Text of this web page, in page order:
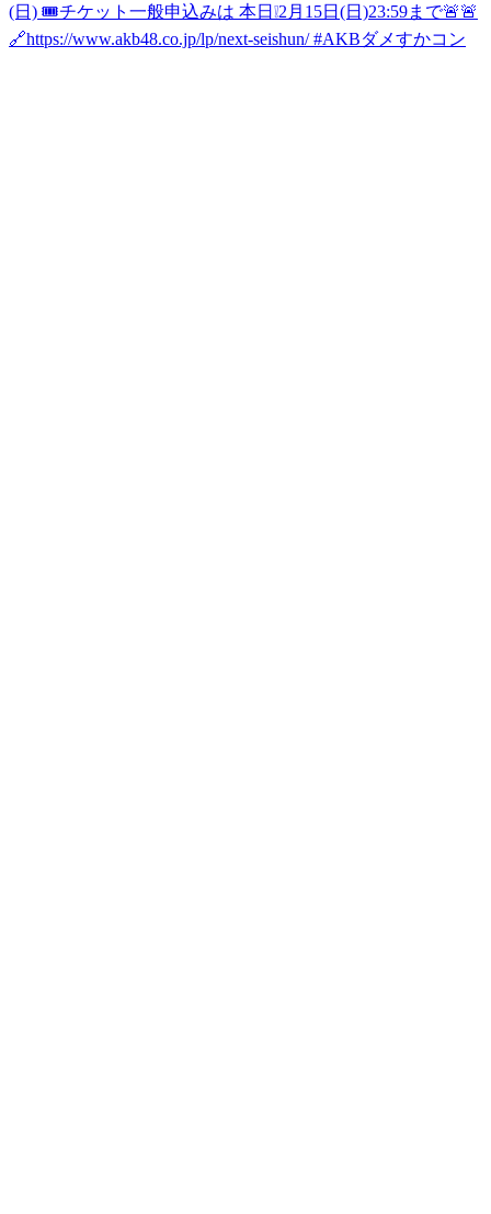
(日) 🎟️チケット一般申込みは 本日❕2月15日(日)23:59まで🚨🚨
🔗https://www.akb48.co.jp/lp/next-seishun/ #AKBダメすかコン